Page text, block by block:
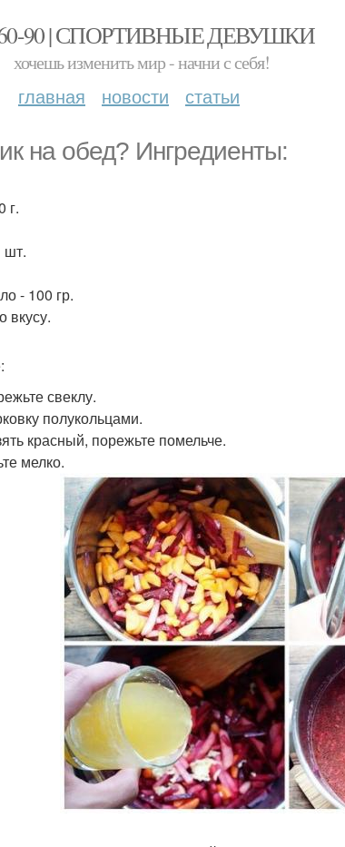
90 | СПОРТИВНЫЕ ДЕВУШКИ
хочешь изменить мир - начни с себя!
главная новости статьи
на обед? Ингредиенты:
г.
шт.
- 100 гр.
вкусу.
свеклу.
полукольцами.
красный, порежьте помельче.
мелко.